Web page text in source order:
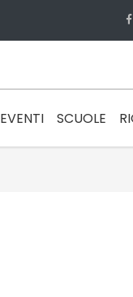
EVENTI SCUOLE